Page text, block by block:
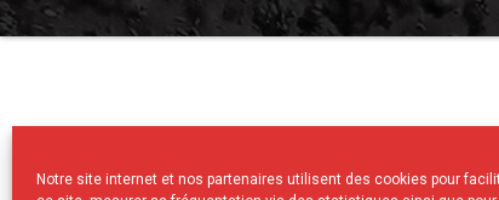
Notre site internet et nos partenaires utilisent des cookies pour